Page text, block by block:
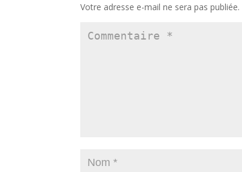
Votre adresse e-mail ne sera pas publiée.